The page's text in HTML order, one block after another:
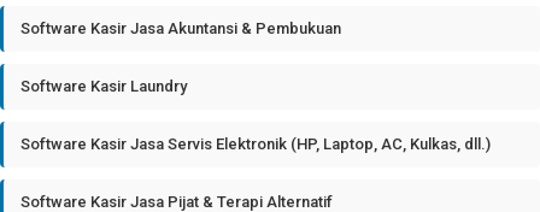
Software Kasir Jasa Akuntansi & Pembukuan
Software Kasir Laundry
Software Kasir Jasa Servis Elektronik (HP, Laptop, AC, Kulkas, dll.)
Software Kasir Jasa Pijat & Terapi Alternatif